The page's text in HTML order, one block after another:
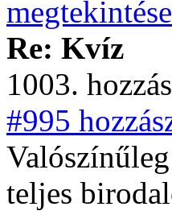
Re: Kvíz
1003.
#995
teljes